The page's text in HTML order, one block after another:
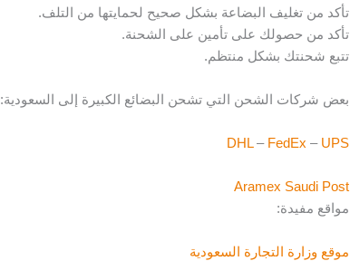
تأكد من تغليف البضاعة بشكل صحيح لحمايتها من التلف.
تأكد من حصولك على تأمين على الشحنة.
تتبع شحنتك بشكل منتظم.
بعض شركات الشحن التي تشحن البضائع الكبيرة إلى السعودية:
DHL– FedEx – UPS
Aramex Saudi Post
مواقع مفيدة:
موقع وزارة التجارة السعودية